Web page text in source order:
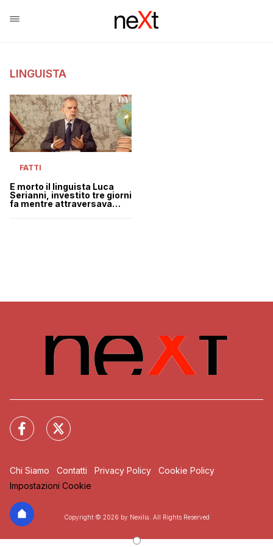
LINGUISTA
FATTI
È morto il linguista Luca
Serianni, investito tre giorni
fa mentre attraversava
Chi Siamo Contatti Privacy Policy
Cookie Policy
Impostazioni Cookie
Copyright © 2026 by Nexilia. All Rights Reserved